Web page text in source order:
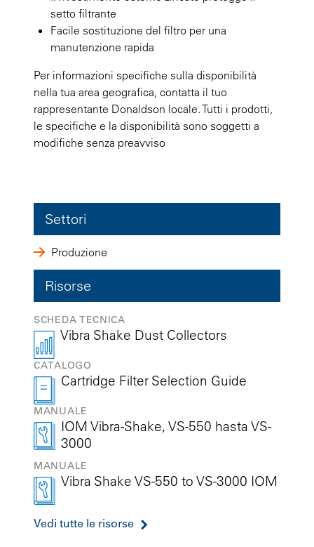
setto filtrante
Facile sostituzione del filtro per una
manutenzione rapida
Per informazioni specifiche sulla disponibilità
nella tua area geografica, contatta il tuo
rappresentante Donaldson locale. Tutti i prodotti,
le specifiche e la disponibilità sono soggetti a
modifiche senza preavviso
Settori
Produzione
Risorse
SCHEDA TECNICA
Vibra Shake Dust Collectors
CATALOGO
Cartridge Filter Selection Guide
MANUALE
IOM Vibra-Shake, VS-550 hasta VS-
3000
MANUALE
Vibra Shake VS-550 to VS-3000 IOM
Vedi tutte le risorse